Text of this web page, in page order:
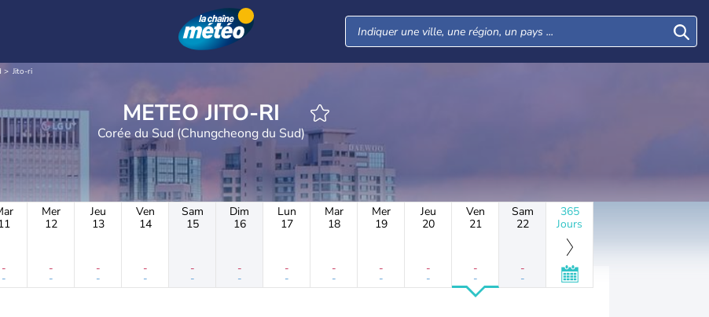
Jito-ri
METEO JITO-RI
Corée du Sud (Chungcheong du Sud)
-
-
Mer
12
-
-
Jeu
13
-
-
Ven
14
-
-
Sam
15
-
-
Dim
16
-
-
Lun
17
-
-
Mar
18
-
-
Mer
19
-
-
Jeu
20
-
-
Ven
21
-
-
Sam
22
-
-
365
Jours